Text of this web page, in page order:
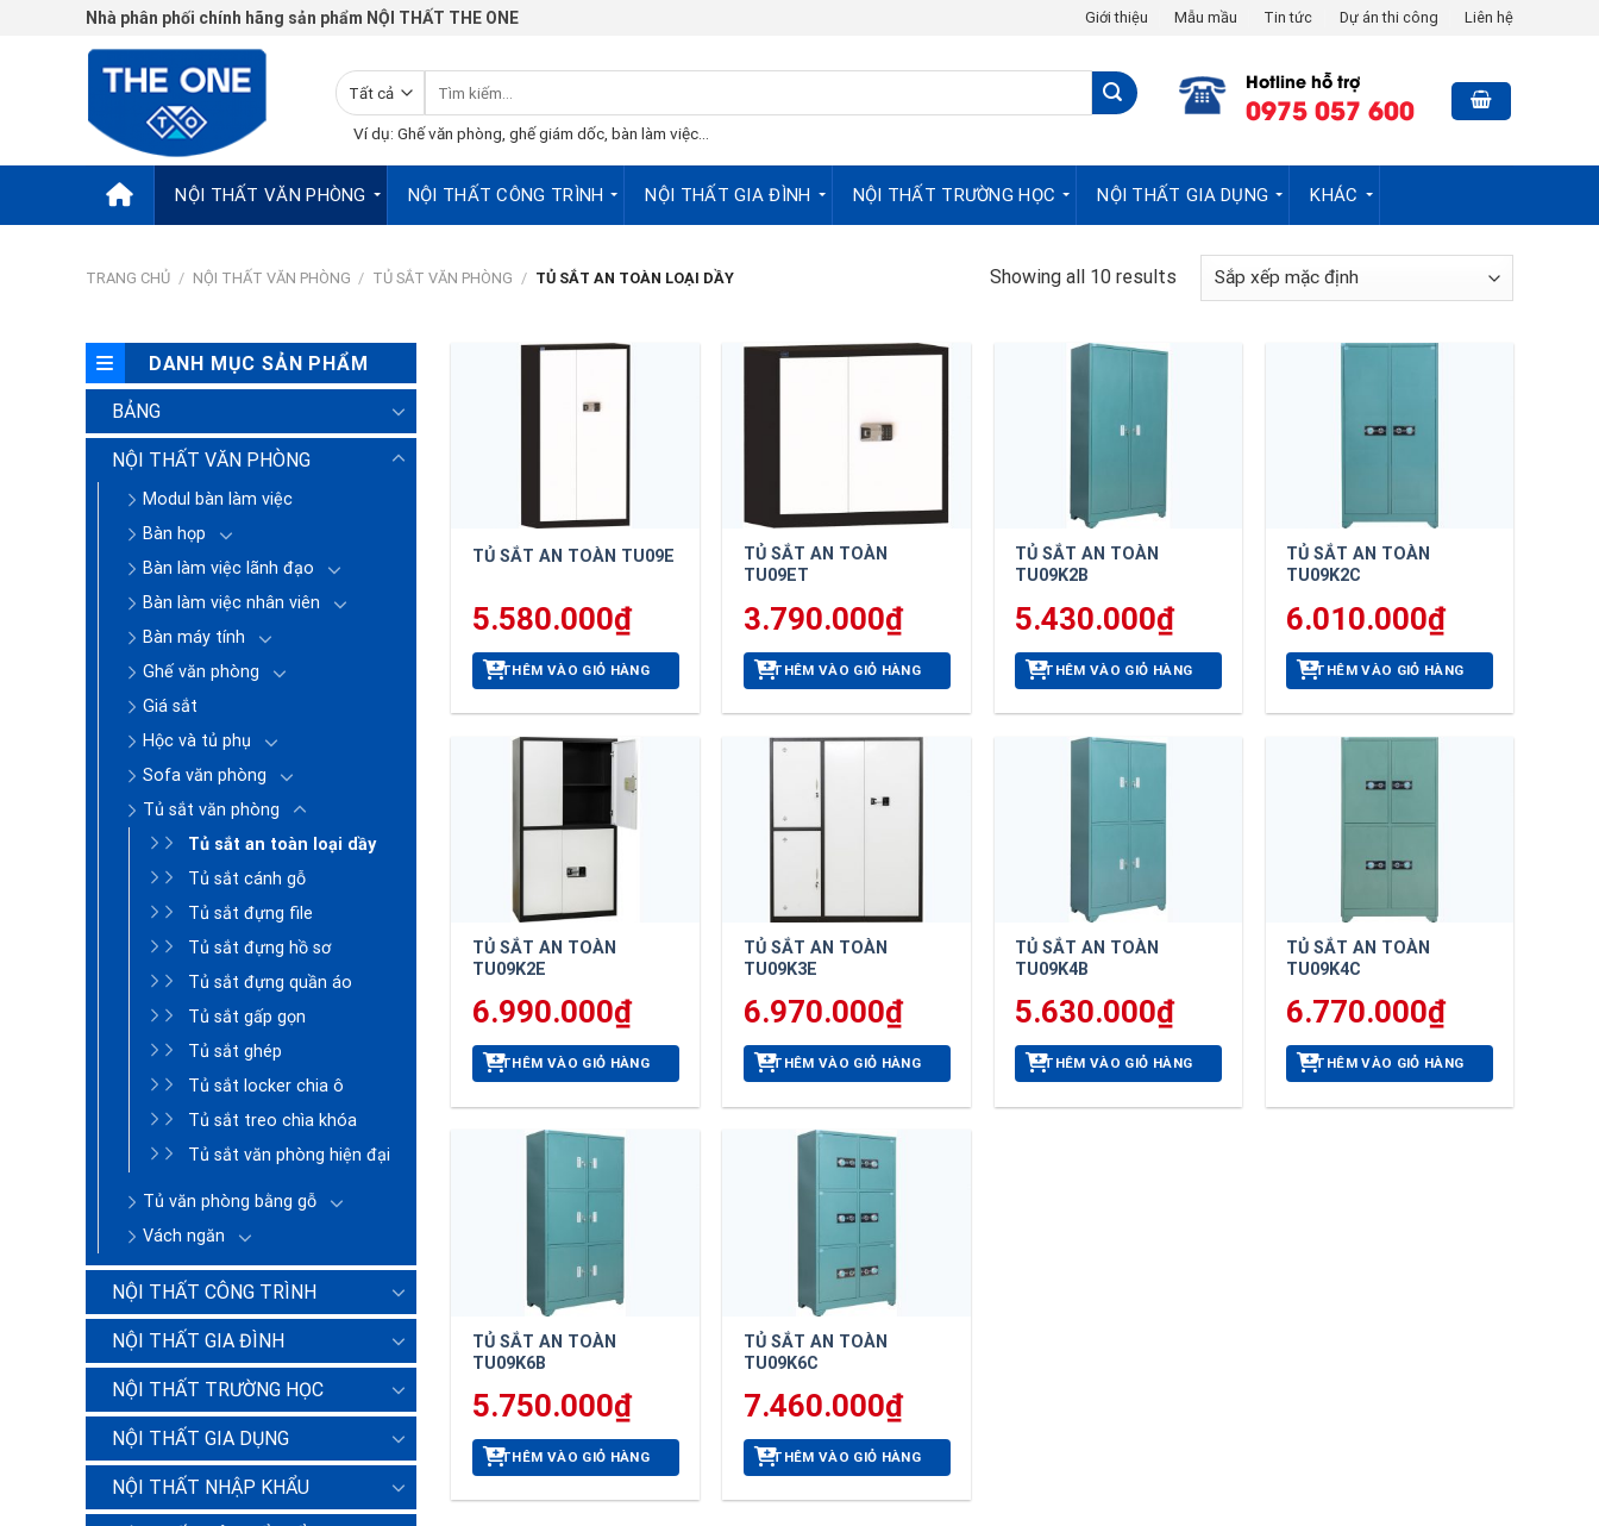
Nhà phân phối chính hãng sản phẩm NỘI THẤT THE ONE Giới thiệu Mẫu mầu Tin tức Dự án thi công Liên hệ
kiếm:
Ví dụ: Ghế văn phòng, ghế giám dốc, bàn làm việc...
Hotline hỗ trợ
0975 057 600
NỘI THẤT VĂN PHÒNG NỘI THẤT CÔNG TRÌNH NỘI THẤT GIA ĐÌNH NỘI THẤT TRƯỜNG HỌC NỘI THẤT GIA DỤNG KHÁC
TRANG CHỦ / NỘI THẤT VĂN PHÒNG / TỦ SẮT VĂN PHÒNG / TỦ SẮT AN TOÀN LOẠI DẦY Showing all 10 results
DANH MỤC SẢN PHẨM
BẢNG
NỘI THẤT VĂN PHÒNG
Modul bàn làm việc
Bàn họp
Bàn làm việc lãnh đạo
Bàn làm việc nhân viên
Bàn máy tính
Ghế văn phòng
Giá sắt
Hộc và tủ phụ
Sofa văn phòng
Tủ sắt văn phòng
Tủ sắt an toàn loại dầy
Tủ sắt cánh gỗ
Tủ sắt đựng file
Tủ sắt đựng hồ sơ
Tủ sắt đựng quần áo
Tủ sắt gấp gọn
Tủ sắt ghép
Tủ sắt locker chia ô
Tủ sắt treo chìa khóa
Tủ sắt văn phòng hiện đại
Tủ văn phòng bằng gỗ
Vách ngăn
NỘI THẤT CÔNG TRÌNH
NỘI THẤT GIA ĐÌNH
NỘI THẤT TRƯỜNG HỌC
NỘI THẤT GIA DỤNG
NỘI THẤT NHẬP KHẨU
TỦ SẮT AN TOÀN TU09E
5.580.000₫
THÊM VÀO GIỎ HÀNG
TỦ SẮT AN TOÀN
TU09ET
3.790.000₫
THÊM VÀO GIỎ HÀNG
TỦ SẮT AN TOÀN
TU09K2B
5.430.000₫
THÊM VÀO GIỎ HÀNG
TỦ SẮT AN TOÀN
TU09K2C
6.010.000₫
THÊM VÀO GIỎ HÀNG
TỦ SẮT AN TOÀN
TU09K2E
6.990.000₫
THÊM VÀO GIỎ HÀNG
TỦ SẮT AN TOÀN
TU09K3E
6.970.000₫
THÊM VÀO GIỎ HÀNG
TỦ SẮT AN TOÀN
TU09K4B
5.630.000₫
THÊM VÀO GIỎ HÀNG
TỦ SẮT AN TOÀN
TU09K4C
6.770.000₫
THÊM VÀO GIỎ HÀNG
TỦ SẮT AN TOÀN
TU09K6B
5.750.000₫
THÊM VÀO GIỎ HÀNG
TỦ SẮT AN TOÀN
TU09K6C
7.460.000₫
THÊM VÀO GIỎ HÀNG